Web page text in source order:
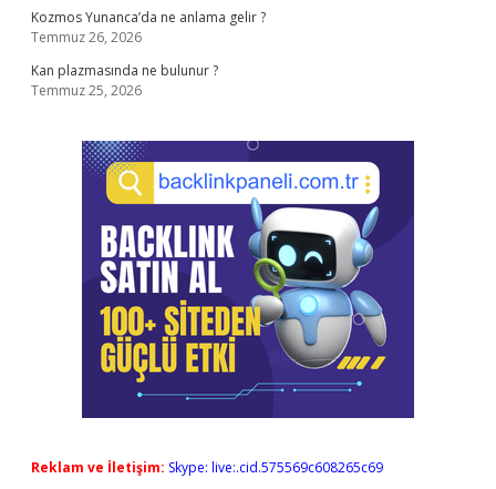
Kozmos Yunanca’da ne anlama gelir ?
Temmuz 26, 2026
Kan plazmasında ne bulunur ?
Temmuz 25, 2026
Reklam ve İletişim: Skype: live:.cid.575569c608265c69